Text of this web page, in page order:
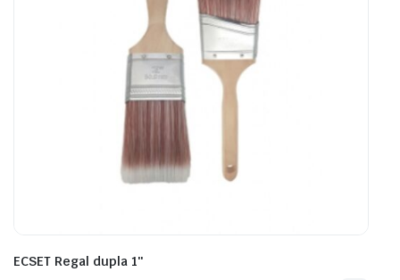
ECSET Regal dupla 1″